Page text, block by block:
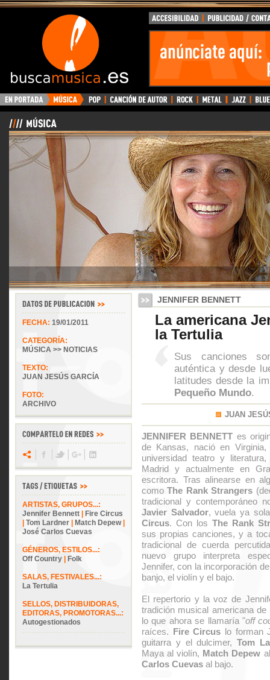
BuscaMusica.es
FECHA: 19/01/2011
CATEGORÍA:
MÚSICA >> NOTICIAS
TEXTO:
JUAN JESÚS GARCÍA
FOTO:
ARCHIVO
ARTISTAS, GRUPOS...:
Jennifer Bennett
Fire Circus
Tom Lardner Match Depew|
José Carlos Cuevas
GÉNEROS, ESTILOS...:
Off Country
Folk
SALAS, FESTIVALES...:
La Tertulia
SELLOS, DISTRIBUIDORAS,
EDITORAS, PROMOTORAS...:
Autogestionados
JENNIFER BENNETT
La americana
la Tertulia
Sus canciones
auténtica y desde
latitudes desde la
Pequeño Mundo.
JUAN
JENNIFER BENNETT es
de Kansas, nació en
universidad teatro y
Madrid y actualmente en
escritora. Tras alinearse en
comoThe Rank Strangers
tradicional y contemporáneo
Javier Salvador, vuela ya
Circus. Con los The Rank
sus propias canciones, y a
tradicional de cuerda
nuevo grupo interpreta
Jennifer, con la incorporación
banjo, el violín y el bajo.
El repertorio y la voz de
tradición musical americana
lo que ahora se llamaría "off
raíces. Fire Circus lo forman
guitarra y el dulcimer,Tom
Maya al violín, Match Depew
Carlos Cuevas al bajo.